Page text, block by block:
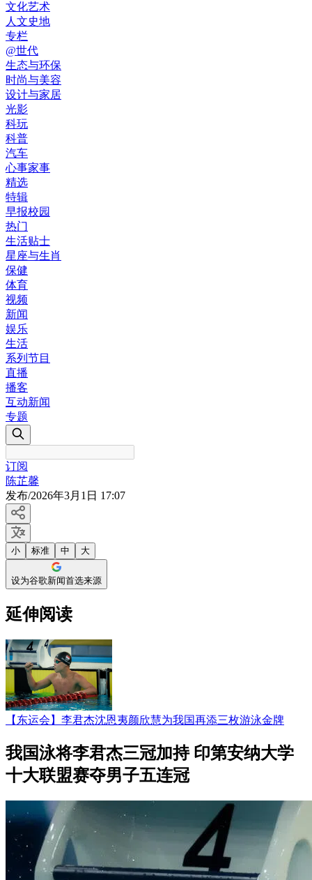
文化艺术
人文史地
专栏
@世代
生态与环保
时尚与美容
设计与家居
光影
科玩
科普
汽车
心事家事
精选
特辑
早报校园
热门
生活贴士
星座与生肖
保健
体育
视频
新闻
娱乐
生活
系列节目
直播
播客
互动新闻
专题
订阅
陈芷馨
发布/2026年3月1日 17:07
小 标准 中 大
设为谷歌新闻首选来源
延伸阅读
【东运会】李君杰沈恩夷颜欣慧为我国再添三枚游泳金牌
我国泳将李君杰三冠加持 印第安纳大学
十大联盟赛夺男子五连冠